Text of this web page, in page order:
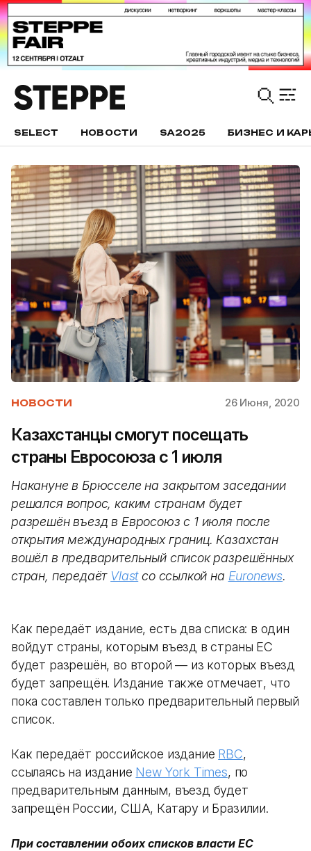
SELECT НОВОСТИ SA2025 БИЗНЕС И
НОВОСТИ 26 Июня, 2020
Казахстанцы смогут посещать
страны Евросоюза с 1 июля
Накануне в Брюсселе на закрытом заседании
решался вопрос, каким странам будет
разрешён въезд в Евросоюз с 1 июля после
открытия международных границ. Казахстан
вошёл в предварительный список разрешённых
стран, передаёт Vlastсо ссылкой на Euronews.
Как передаёт издание, есть два списка: в один
войдут страны, которым въезд в страны ЕС
будет разрешён, во второй — из которых въезд
будет запрещён. Издание также отмечает, что
пока составлен только предварительный первый
список.
Как передаёт российское издание RBC,
ссылаясь на издание New York Times, по
предварительным данным, въезд будет
запрещён России, США, Катару и Бразилии.
При составлении обоих списков власти ЕС